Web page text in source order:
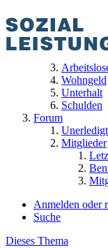
Wohngeld
Unterhalt
Schulden
Forum
Mitglieder
Anmelden oder
Suche
Dieses Thema